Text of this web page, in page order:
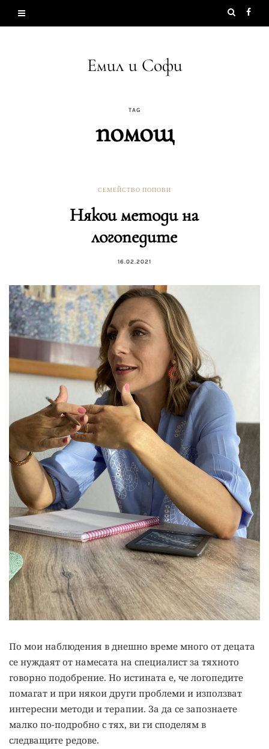
Емил и Софи
TAG
помощ
СЕМЕЙСТВО ПОПОВИ
Някои методи на
логопедите
16.02.2021
По мои наблюдения в днешно време много от децата
се нуждаят от намесата на специалист за тяхното
говорно подобрение. Но истината е, че логопедите
помагат и при някои други проблеми и използват
интересни методи и терапии. За да се запознаете
малко по-подробно с тях, ви ги споделям в
следващите редове.